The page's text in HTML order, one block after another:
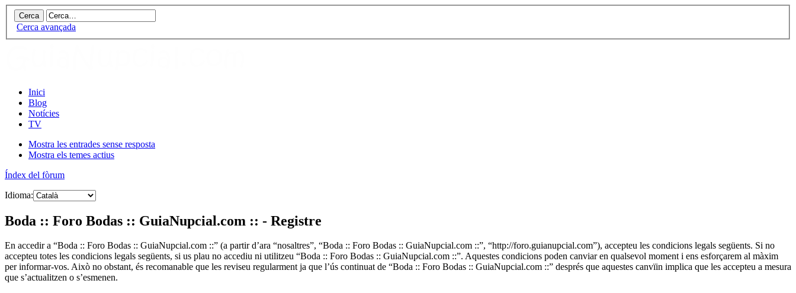
Cerca avançada
Inici
Blog
Notícies
TV
Mostra les entrades sense resposta
Mostra els temes actius
Índex del fòrum
Idioma:
Boda :: Foro Bodas :: GuiaNupcial.com :: - Registre
En accedir a “Boda :: Foro Bodas :: GuiaNupcial.com ::” (a partir d’ara “nosaltres”, “Boda :: Foro Bodas :: GuiaNupcial.com ::”, “http://foro.guianupcial.com”), accepteu les condicions legals següents. Si no
accepteu totes les condicions legals següents, si us plau no accediu ni utilitzeu “Boda :: Foro Bodas :: GuiaNupcial.com ::”. Aquestes condicions poden canviar en qualsevol moment i ens esforçarem al màxim
per informar-vos. Això no obstant, és recomanable que les reviseu regularment ja que l’ús continuat de “Boda :: Foro Bodas :: GuiaNupcial.com ::” després que aquestes canvïin implica que les accepteu a mesura
que s’actualitzen o s’esmenen.